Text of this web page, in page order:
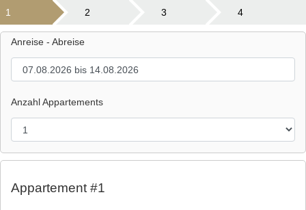
1 2 3 4
Anreise - Abreise
Anzahl Appartements
Appartement #1